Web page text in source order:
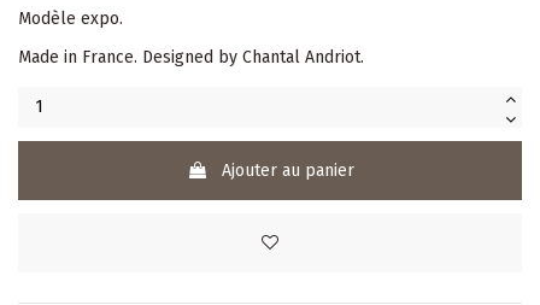
Modèle expo.
Made in France. Designed by Chantal Andriot.
Ajouter au panier